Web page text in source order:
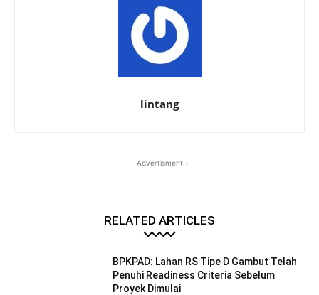
lintang
- Advertisment -
RELATED ARTICLES
BPKPAD: Lahan RS Tipe D Gambut Telah
Penuhi Readiness Criteria Sebelum
Proyek Dimulai